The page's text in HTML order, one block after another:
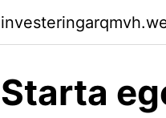
Starta